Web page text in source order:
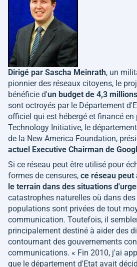
Dirigé par Sascha Meinrath, un
pionnier des réseaux citoyens, le
bénéficie d'un budget de 4,3
sont octroyés par le Département
officiel qui est hébergé et financé en
Technology Initiative, le
de la New America Foundation,
actuel Executive Chairman de
Si ce réseau peut être utilisé pour
formes de censures, ce réseau peut
le terrain dans des situations
catastrophes naturelles où dans
populations sont privées de tout
communication. Toutefois, il
principalement destiné à aider des
contournant des gouvernements
communications. « Fin 2010, j'ai
que le département d'Etat avait